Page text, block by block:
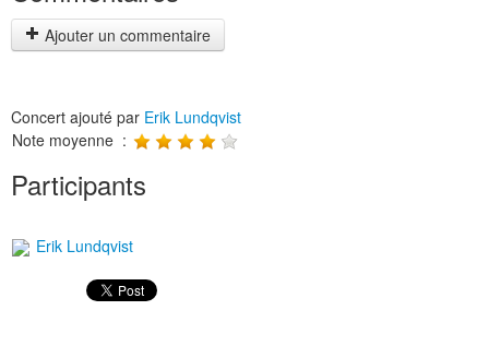
Ajouter un commentaire
Concert ajouté par Erik Lundqvist
Note moyenne :
Participants
Erik Lundqvist